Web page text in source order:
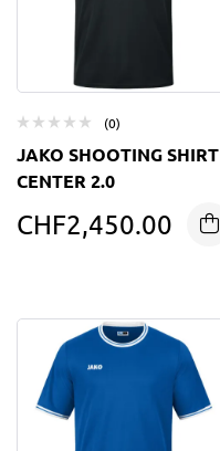
(0)
JAKO SHOOTING SHIRT
CENTER 2.0
CHF2,450.00